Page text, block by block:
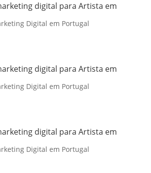
digital para Artista em
Digital em Portugal
digital para Artista em
Digital em Portugal
digital para Artista em
Digital em Portugal